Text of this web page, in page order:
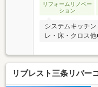
リフォームリノベー
ション
システムキッチ
レ・床・クロス
住環境！見学可
♪□ハローズ呉広
分□セブンイレ
徒歩13分□白岳
リブレスト三条リバー